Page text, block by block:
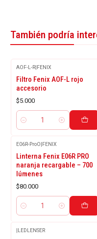
También podría
AOF-L-R|FENIX
Filtro Fenix AOF-L rojo
accesorio
$5.000
Cantidad
E06R-ProO FENIX
Linterna Fenix E06R PRO
naranja recargable – 700
lúmenes
$80.000
Cantidad
|LEDLENSER